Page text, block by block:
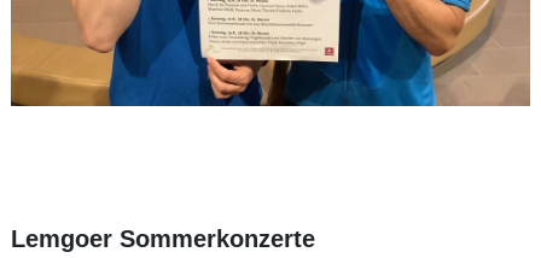
Lemgoer Sommerkonzerte